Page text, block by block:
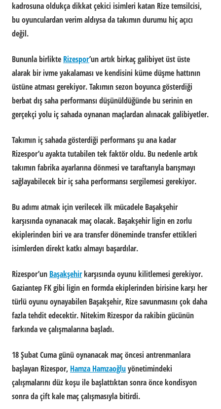
kadrosuna oldukça dikkat çekici isimleri katan Rize temsilcisi,
bu oyunculardan verim aldıysa da takımın durumu hiç açıcı
değil.
Bununla birlikte Rizespor’un artık birkaç galibiyet üst üste
alarak bir ivme yakalaması ve kendisini küme düşme hattının
üstüne atması gerekiyor. Takımın sezon boyunca gösterdiği
berbat dış saha performansı düşünüldüğünde bu serinin en
gerçekçi yolu iç sahada oynanan maçlardan alınacak galibiyetler.
Takımın iç sahada gösterdiği performans şu ana kadar
Rizespor’u ayakta tutabilen tek faktör oldu. Bu nedenle artık
takımın fabrika ayarlarına dönmesi ve taraftarıyla barışmayı
sağlayabilecek bir iç saha performansı sergilemesi gerekiyor.
Bu adımı atmak için verilecek ilk mücadele Başakşehir
karşısında oynanacak maç olacak. Başakşehir ligin en zorlu
ekiplerinden biri ve ara transfer döneminde transfer ettikleri
isimlerden direkt katkı almayı başardılar.
Rizespor’un Başakşehirkarşısında oyunu kilitlemesi gerekiyor.
Gaziantep FK gibi ligin en formda ekiplerinden birisine karşı her
türlü oyunu oynayabilen Başakşehir, Rize savunmasını çok daha
fazla tehdit edecektir. Nitekim Rizespor da rakibin gücünün
farkında ve çalışmalarına başladı.
18 Şubat Cuma günü oynanacak maç öncesi antrenmanlara
başlayan Rizespor, Hamza Hamzaoğluyönetimindeki
çalışmalarını düz koşu ile başlattıktan sonra önce kondisyon
sonra da çift kale maç çalışmasıyla bitirdi.